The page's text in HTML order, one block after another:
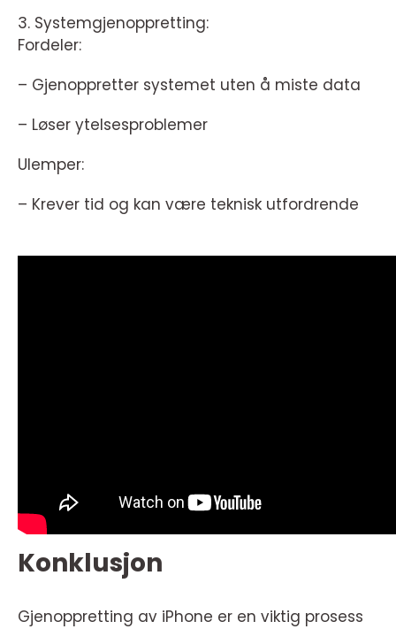
3. Systemgjenoppretting:
Fordeler:
– Gjenoppretter systemet uten å miste data
– Løser ytelsesproblemer
Ulemper:
– Krever tid og kan være teknisk utfordrende
Konklusjon
Gjenoppretting av iPhone er en viktig prosess